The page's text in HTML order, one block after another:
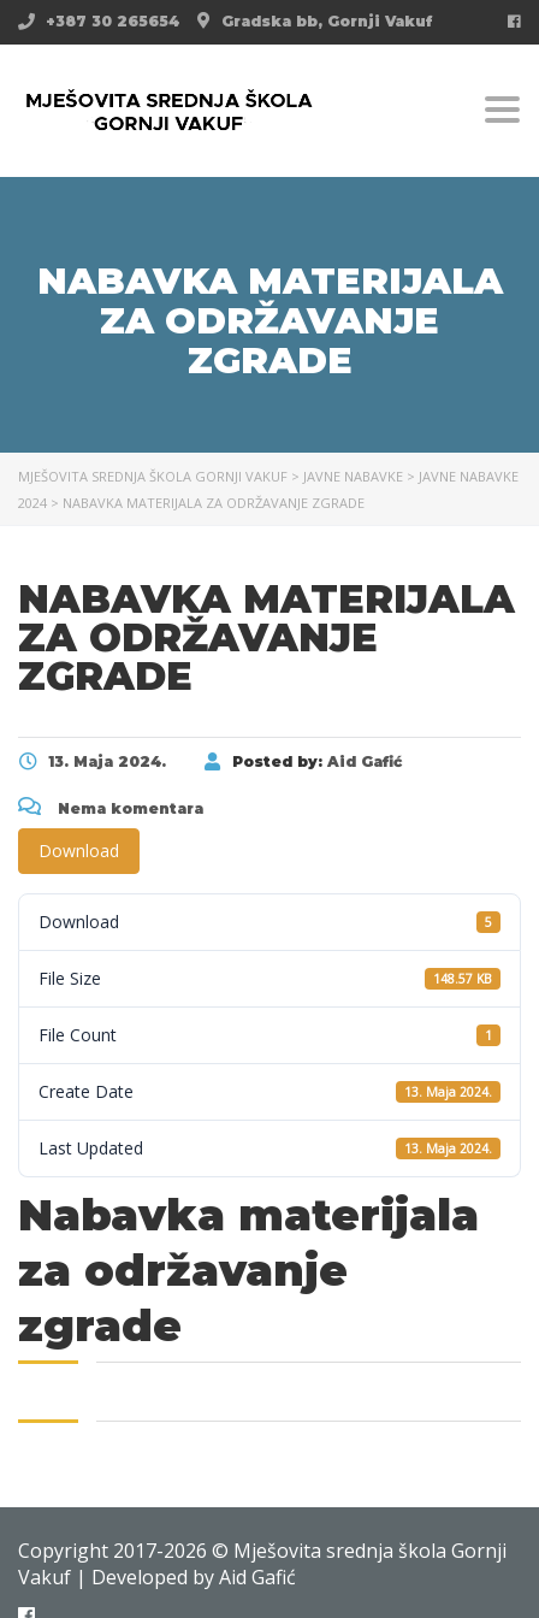
Gradska bb, Gornji Vakuf
+387 30 265654
NABAVKA MATERIJALA
ZA ODRŽAVANJE
ZGRADE
MJEŠOVITA SREDNJA ŠKOLA GORNJI VAKUF > JAVNE NABAVKE > JAVNE NABAVKE
2024 > NABAVKA MATERIJALA ZA ODRŽAVANJE ZGRADE
NABAVKA MATERIJALA
ZA ODRŽAVANJE
ZGRADE
13. Maja 2024. Posted by: Aid Gafić
Nema komentara
Download
Download 5
File Size 148.57 KB
File Count 1
Create Date 13. Maja 2024.
Last Updated 13. Maja 2024.
Nabavka materijala
za održavanje
zgrade
Copyright 2017-2026 © Mješovita srednja škola Gornji
Vakuf | Developed by Aid Gafić